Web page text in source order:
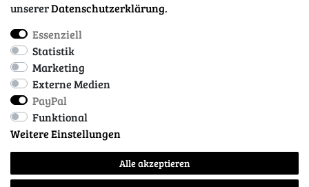
Impressum
Barrierefreiheitserklärung
Vertrag widerrufen
unsererDaten­schutz­erklärung.
Essenziell
Statistik
Marketing
Externe Medien
PayPal
Funktional
Weitere Einstellungen
Alle akzeptieren